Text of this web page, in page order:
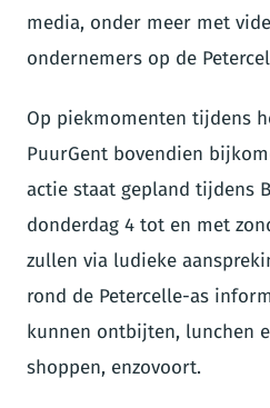
media, onder meer met
ondernemers op de
Op piekmomenten tijdens
PuurGent bovendien
actie staat gepland tijdens
donderdag 4 tot en met
zullen via ludieke
rond de Petercelle-as
kunnen ontbijten, lunchen
shoppen, enzovoort.